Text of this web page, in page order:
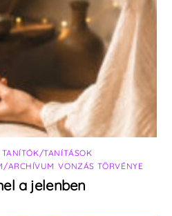
TANÍTÓK/TANÍTÁSOK
ARCHÍVUM ,VONZÁS TÖRVÉNYE
a jelenben